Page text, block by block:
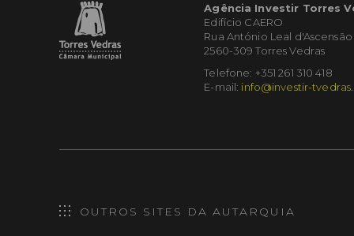
Agência Investir Torres
Edifício CAERO
Rua António Leal d'Ascensão
2560-309 Torres Vedras
Telefone: +351 261 310 418
E-mail: info@investir-
OUTROS SITES DA AUTARQUIA